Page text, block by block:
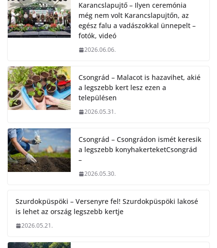
Karancslapujtő – Ilyen ceremónia
még nem volt Karancslapujtőn, az
egész falu a vadászokkal ünnepelt –
fotók, videó
2026.06.06.
Csongrád – Malacot is hazavihet, akié
a legszebb kert lesz ezen a
településen
2026.05.31.
Csongrád – Csongrádon ismét keresik
a legszebb konyhakerteketCsongrád
–
2026.05.30.
Szurdokpüspöki – Versenyre fel! Szurdokpüspöki lakosé
is lehet az ország legszebb kertje
2026.05.21.